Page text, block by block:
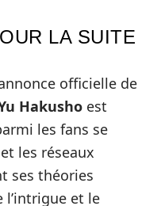
LA SUITE
officielle de
Hakusho est
les fans se
les réseaux
ses théories
l’intrigue et le